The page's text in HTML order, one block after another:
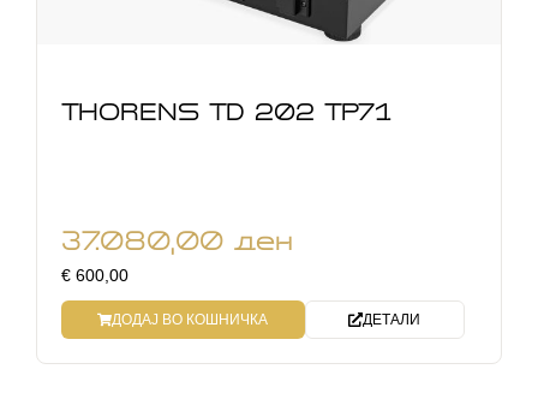
THORENS TD 202 TP71
37.080,00 ден
€ 600,00
ДОДАЈ ВО КОШНИЧКА ДЕТАЛИ